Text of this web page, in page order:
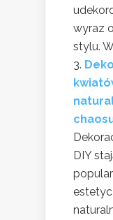
wyraz
stylu.
DIY